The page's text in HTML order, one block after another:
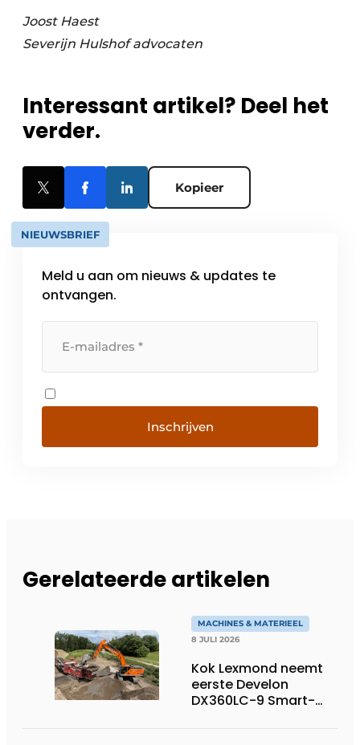
Joost Haest
Severijn Hulshof advocaten
Interessant artikel? Deel het
verder.
Kopieer
NIEUWSBRIEF
Meld u aan om nieuws & updates te
ontvangen.
Inschrijven
Gerelateerde artikelen
MACHINES & MATERIEEL
8 JULI 2026
Kok Lexmond neemt
eerste Develon
DX360LC-9 Smart-